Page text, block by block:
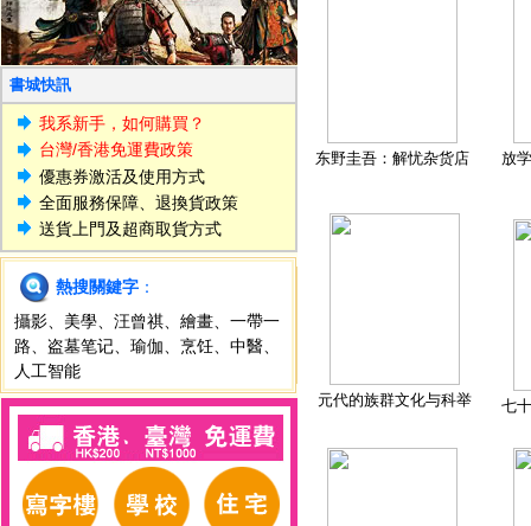
書城快訊
我系新手，如何購買？
台灣/香港免運費政策
優惠券激活及使用方式
全面服務保障、退換貨政策
送貨上門及超商取貨方式
熱搜關鍵字 ：
攝影
美學 汪曾祺 繪畫
一帶一
路
盗墓笔记 瑜伽 烹饪 中醫
人工智能
东野圭吾：解忧杂货店 放
元代的族群文化与科举 七